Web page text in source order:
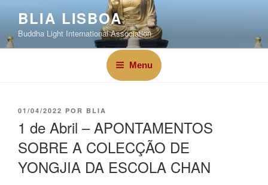
BLIA LISBOA
Buddha Light International Association
Menu
01/04/2022 POR BLIA
1 de Abril – APONTAMENTOS
SOBRE A COLECÇÃO DE
YONGJIA DA ESCOLA CHAN